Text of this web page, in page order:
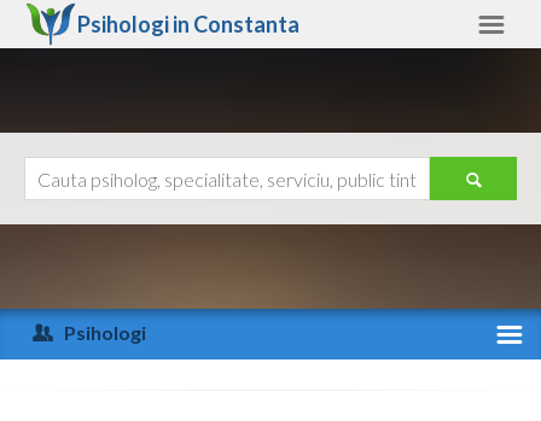
Psihologi in Constanta
Arad
Arges
Ajutor
Psihologi